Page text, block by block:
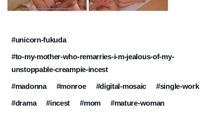
#unicorn-fukuda
#to-my-mother-who-remarries-i-m-jealous-of-my-
unstoppable-creampie-incest
#madonna
#monroe #digital-mosaic
#single-work
#drama
#incest #mom
#mature-woman